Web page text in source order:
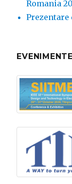
Romania